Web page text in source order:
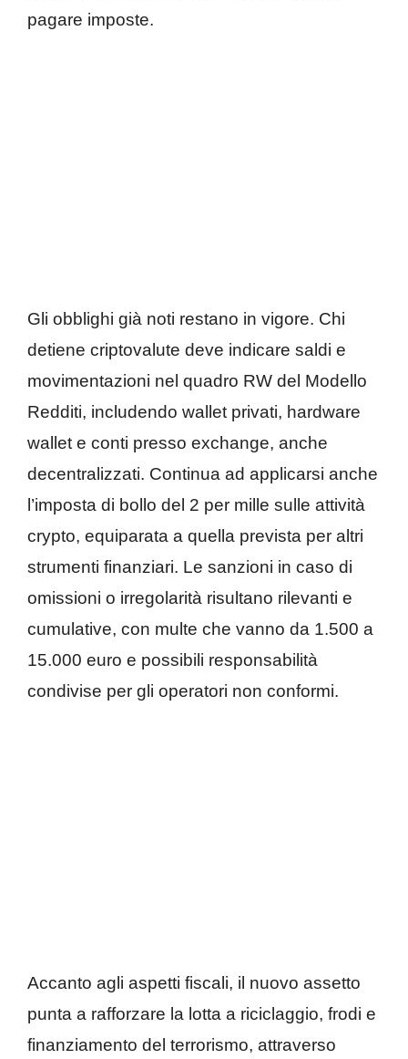
pagare imposte.
Gli obblighi già noti restano in vigore. Chi
detiene criptovalute deve indicare saldi e
movimentazioni nel quadro RW del Modello
Redditi, includendo wallet privati, hardware
wallet e conti presso exchange, anche
decentralizzati. Continua ad applicarsi anche
l’imposta di bollo del 2 per mille sulle attività
crypto, equiparata a quella prevista per altri
strumenti finanziari. Le sanzioni in caso di
omissioni o irregolarità risultano rilevanti e
cumulative, con multe che vanno da 1.500 a
15.000 euro e possibili responsabilità
condivise per gli operatori non conformi.
Accanto agli aspetti fiscali, il nuovo assetto
punta a rafforzare la lotta a riciclaggio, frodi e
finanziamento del terrorismo, attraverso